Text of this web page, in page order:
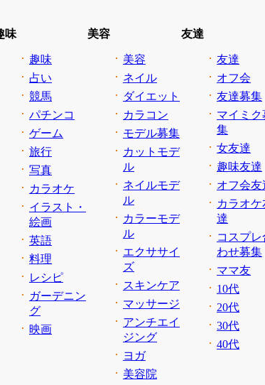
味
趣味
占い
競馬
パチンコ
ゲーム
旅行
写真
カラオケ
イラスト・
絵画
英語
料理
レシピ
ガーデニン
グ
映画
美容
美容
ネイル
ダイエット
カラコン
モデル募集
カットモデ
ル
ネイルモデ
ル
カラーモデ
ル
エクササイ
ズ
スキンケア
マッサージ
アンチエイ
ジング
ヨガ
美容院
友達
友達
オフ会
友達募集
マイミク
集
女友達
趣味友達
オフ会友
カラオケ
達
コスプレ
わせ募集
ママ友
10代
20代
30代
40代